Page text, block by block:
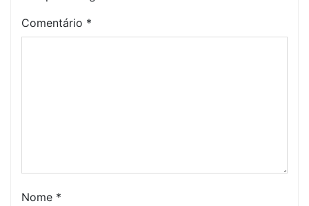
Comentário *
Nome *